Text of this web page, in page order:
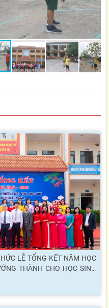
LỄ TỔNG KẾT NĂM HỌC
THÀNH CHO HỌC SINH